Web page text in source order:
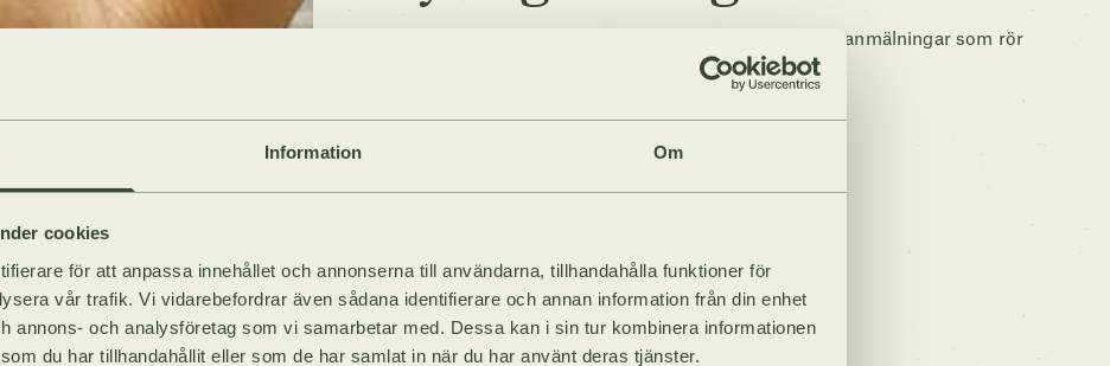
Information Om
cookies
för att anpassa innehållet och annonserna till användarna, tillhandahålla funktioner för
vår trafik. Vi vidarebefordrar även sådana identifierare och annan information från din enhet
annons- och analysföretag som vi samarbetar med. Dessa kan i sin tur kombinera informationen
du har tillhandahållit eller som de har samlat in när du har använt deras tjänster.
Mälby Skog hjälper dig som med alla typer av avtal och anmälningar som rör